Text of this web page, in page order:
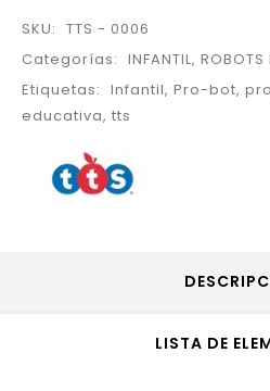
SKU: TTS - 0006
Categorías: INFANTIL, ROBOTS
Etiquetas: Infantil, Pro-bot,
educativa, tts
LISTA DE